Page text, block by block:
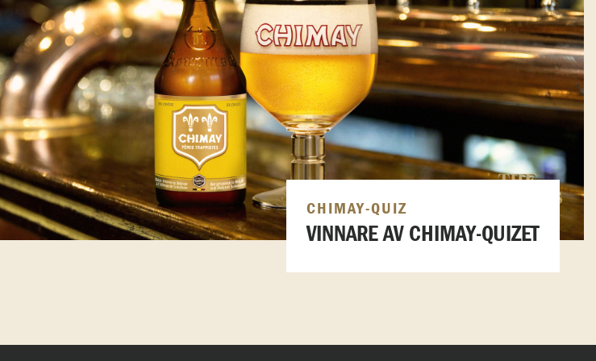
CHIMAY-QUIZ
VINNARE AV CHIMAY-QUIZET